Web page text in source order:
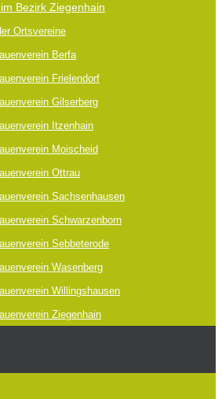
Bezirk Ziegenhain
Ortsvereine
Berfa
Frielendorf
Gilserberg
Itzenhain
Moischeid
Ottrau
Sachsenhausen
Schwarzenborn
Sebbeterode
Wasenberg
Willingshausen
Ziegenhain